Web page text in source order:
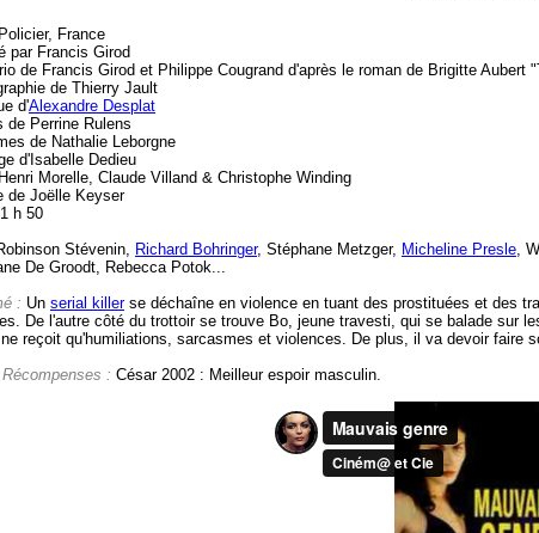
France
par Francis Girod
de Francis Girod et Philippe Cougrand d'après le roman de Brigitte Aubert
de Thierry Jault
d'Alexandre Desplat
de Perrine Rulens
de Nathalie Leborgne
d'Isabelle Dedieu
Morelle, Claude Villand & Christophe Winding
de Joëlle Keyser
h 50
Stévenin, Richard Bohringer, Stéphane Metzger, Micheline Presle,
De Groodt, Rebecca Potok...
: Un serial killerse déchaîne en violence en tuant des prostituées et des
De l'autre côté du trottoir se trouve Bo, jeune travesti, qui se balade sur
reçoit qu'humiliations, sarcasmes et violences. De plus, il va devoir faire
: César 2002 : Meilleur espoir masculin.